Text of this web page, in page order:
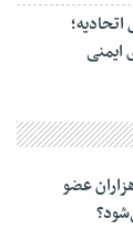
ایمنی
عضو